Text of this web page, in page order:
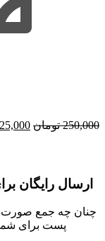
250,000 تومان قیمت
ارسال رایگان برای
پست برای